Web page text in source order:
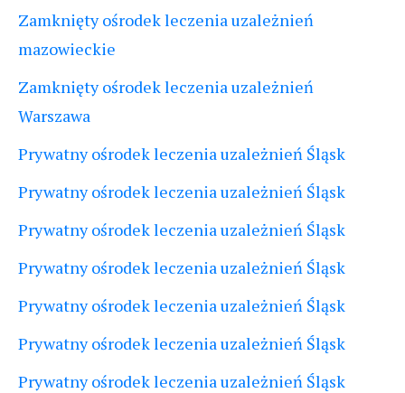
Zamknięty ośrodek leczenia uzależnień
mazowieckie
Zamknięty ośrodek leczenia uzależnień
Warszawa
Prywatny ośrodek leczenia uzależnień Śląsk
Prywatny ośrodek leczenia uzależnień Śląsk
Prywatny ośrodek leczenia uzależnień Śląsk
Prywatny ośrodek leczenia uzależnień Śląsk
Prywatny ośrodek leczenia uzależnień Śląsk
Prywatny ośrodek leczenia uzależnień Śląsk
Prywatny ośrodek leczenia uzależnień Śląsk